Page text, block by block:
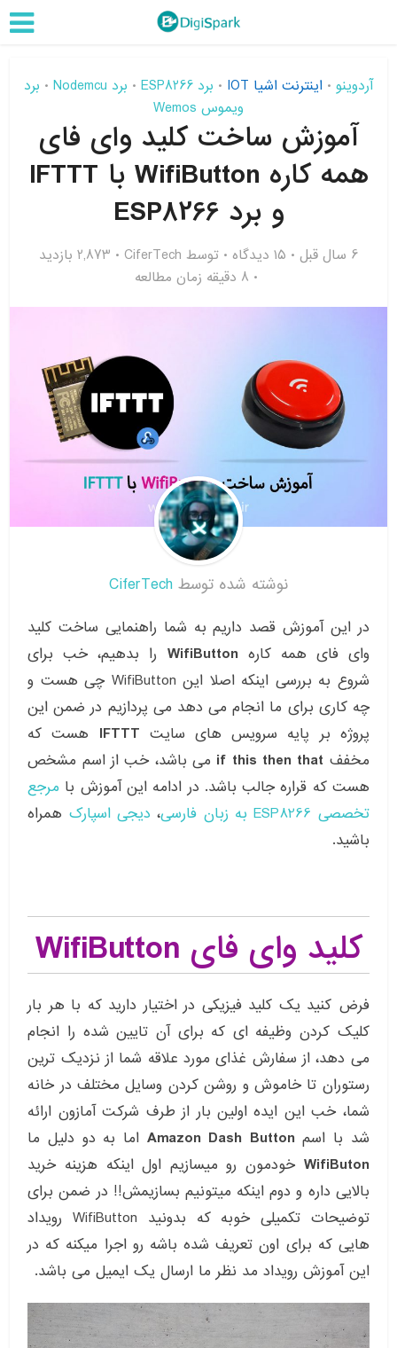
آردوینو • اینترنت اشیا IOT • برد ESP8266 • برد Nodemcu • برد
ویموس Wemos
آموزش ساخت کلید وای فای
همه کاره WifiButton با IFTTT
و برد ESP8266
6 سال قبل ۱۵ دیدگاه توسط CiferTech
2,873 بازدید
8 دقیقه زمان مطالعه
نوشته شده توسط CiferTech
در این آموزش قصد داریم به شما راهنمایی ساخت کلید
وای فای همه کاره WifiButton را بدهیم، خب برای
شروع به بررسی اینکه اصلا این WifiButton چی هست و
چه کاری برای ما انجام می دهد می پردازیم در ضمن این
پروژه بر پایه سرویس های سایت IFTTT هست که
مخفف if this then that می باشد، خب از اسم مشخص
هست که قراره جالب باشد. در ادامه این آموزش با مرجع
تخصصی ESP8266 به زبان فارسی
، دیجی اسپارک همراه
باشید.
کلید وای فای WifiButton
فرض کنید یک کلید فیزیکی در اختیار دارید که با هر بار
کلیک کردن وظیفه ای که برای آن تایین شده را انجام
می دهد، از سفارش غذای مورد علاقه شما از نزدیک ترین
رستوران تا خاموش و روشن کردن وسایل مختلف در خانه
شما، خب این ایده اولین بار از طرف شرکت آمازون ارائه
شد با اسم Amazon Dash Button اما به دو دلیل ما
WifiButon خودمون رو میسازیم اول اینکه هزینه خرید
بالایی داره و دوم اینکه میتونیم بسازیمش!! در ضمن برای
توضیحات تکمیلی خوبه که بدونید WifiButton رویداد
هایی که برای اون تعریف شده باشه رو اجرا میکنه که در
این آموزش رویداد مد نظر ما ارسال یک ایمیل می باشد.